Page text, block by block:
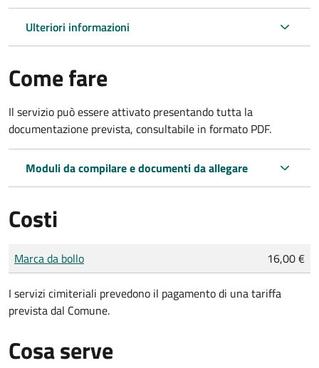
Ulteriori informazioni
Come fare
Il servizio può essere attivato presentando tutta la
documentazione prevista, consultabile in formato PDF.
Moduli da compilare e documenti da allegare
Costi
Tipo di pagamento
Importo
Marca da bollo 16,00 €
I servizi cimiteriali prevedono il pagamento di una tariffa
prevista dal Comune.
Cosa serve